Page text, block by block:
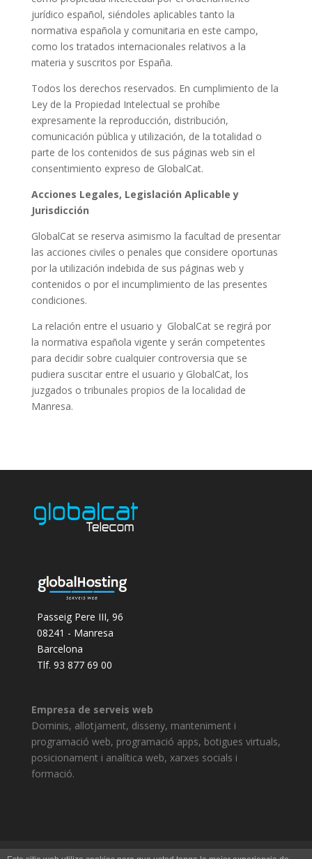
jurídico español, siéndoles aplicables tanto la
normativa española y comunitaria en este campo,
como los tratados internacionales relativos a la
materia y suscritos por España.
Todos los derechos reservados. En cumplimiento de la
Ley de la Propiedad Intelectual se prohíbe
expresamente la reproducción, distribución,
comunicación pública y utilización, de la totalidad o
parte de los contenidos de sus páginas web sin el
consentimiento expreso de GlobalCat.
Acciones Legales, Legislación Aplicable y
Jurisdicción
GlobalCat se reserva asimismo la facultad de presentar
las acciones civiles o penales que considere oportunas
por la utilización indebida de sus páginas web y
contenidos o por el incumplimiento de las presentes
condiciones.
La relación entre el usuario y GlobalCat se regirá por
la normativa española vigente y serán competentes
para decidir sobre cualquier controversia que se
pudiera suscitar entre el usuario y GlobalCat, los
juzgados o tribunales propios de la localidad de
Manresa.
Passeig Pere III, 96
08241 - Manresa
Barcelona
Tlf. 93 877 69 00
Empresa de serveis web
Dominis, allotjament, disseny, manteniment i
programació web, programació apps, botigues virtuals,
posicionament i analítica web, xarxes socials i
formació.